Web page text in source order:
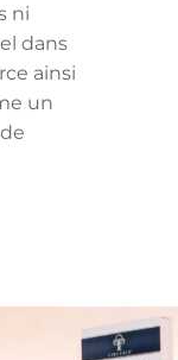
ni
dans
ainsi
un